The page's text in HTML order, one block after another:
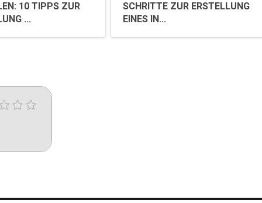
10 TIPPS ZUR
...
SCHRITTE ZUR ERSTELLUNG
EINES IN...